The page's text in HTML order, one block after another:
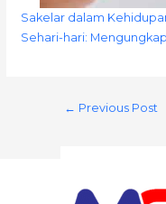
Sakelar dalam
Sehari-hari:
← Previous Post